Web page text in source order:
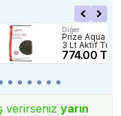
Diğer
Prize Aqua
3 Lt Aktif
774.00 TL
verirseniz yarın